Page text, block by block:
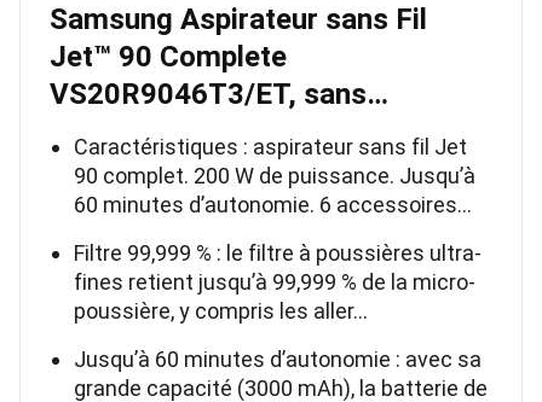
Samsung Aspirateur sans Fil
Jet™ 90 Complete
VS20R9046T3/ET, sans…
Caractéristiques : aspirateur sans fil Jet
90 complet. 200 W de puissance. Jusqu’à
60 minutes d’autonomie. 6 accessoires…
Filtre 99,999 % : le filtre à poussières ultra-
fines retient jusqu’à 99,999 % de la micro-
poussière, y compris les aller…
Jusqu’à 60 minutes d’autonomie : avec sa
grande capacité (3000 mAh), la batterie de